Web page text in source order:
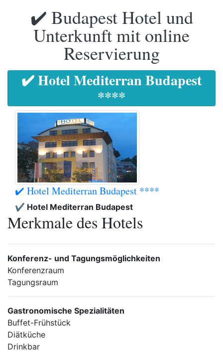
✔️ Budapest Hotel und
Unterkunft mit online
Reservierung
✔️ Hotel Mediterran Budapest
****
✔️ Hotel Mediterran Budapest ****
✔️ Hotel Mediterran Budapest
Merkmale des Hotels
Konferenz- und Tagungsmöglichkeiten
Konferenzraum
Tagungsraum
Gastronomische Spezialitäten
Buffet-Frühstück
Diätküche
Drinkbar